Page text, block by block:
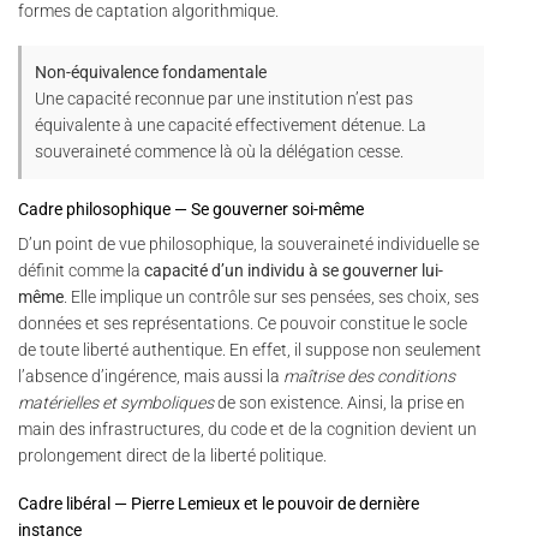
formes de captation algorithmique.
Non-équivalence fondamentale
Une capacité reconnue par une institution n’est pas
équivalente à une capacité effectivement détenue. La
souveraineté commence là où la délégation cesse.
Cadre philosophique — Se gouverner soi-même
D’un point de vue philosophique, la souveraineté individuelle se
définit comme la capacité d’un individu à se gouverner lui-
même . Elle implique un contrôle sur ses pensées, ses choix, ses
données et ses représentations. Ce pouvoir constitue le socle
de toute liberté authentique. En effet, il suppose non seulement
l’absence d’ingérence, mais aussi la maîtrise des conditions
matérielles et symboliquesde son existence. Ainsi, la prise en
main des infrastructures, du code et de la cognition devient un
prolongement direct de la liberté politique.
Cadre libéral — Pierre Lemieux et le pouvoir de dernière
instance